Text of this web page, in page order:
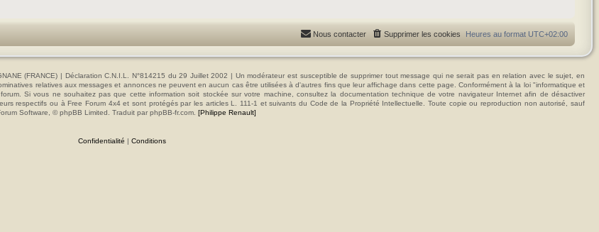
Heures au formatUTC+02:00
Supprimer les cookies
Nous contacter
(FRANCE) | Déclaration C.N.I.L. N°814215 du 29 Juillet 2002 | Un modérateur est susceptible de supprimer tout message qui ne serait pas en relation avec le sujet, en
relatives aux messages et annonces ne peuvent en aucun cas être utilisées à d'autres fins que leur affichage dans cette page. Conformément à la loi "informatique et
Si vous ne souhaitez pas que cette information soit stockée sur votre machine, consultez la documentation technique de votre navigateur Internet afin de désactiver
respectifs ou à Free Forum 4x4 et sont protégés par les articles L. 111-1 et suivants du Code de la Propriété Intellectuelle. Toute copie ou reproduction non autorisé, sauf
Software, © phpBB Limited. Traduit par phpBB-fr.com. [Philippe Renault]
Confidentialité | Conditions